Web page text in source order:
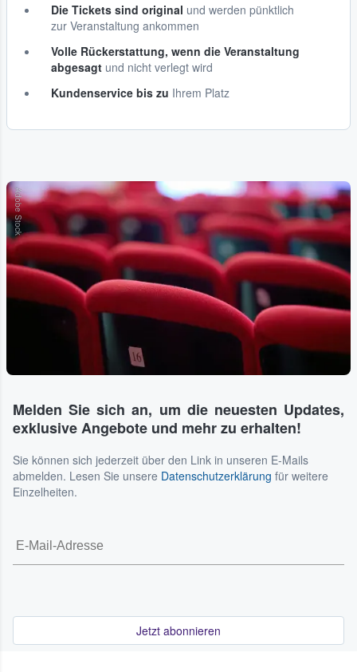
Die Tickets sind original und werden pünktlich
zur Veranstaltung ankommen
Volle Rückerstattung, wenn die Veranstaltung
abgesagt und nicht verlegt wird
Kundenservice bis zu Ihrem Platz
Adobe Stock
Melden Sie sich an, um die neuesten Updates,
exklusive Angebote und mehr zu erhalten!
Sie können sich jederzeit über den Link in unseren E-Mails
abmelden. Lesen Sie unsere Datenschutzerklärung für weitere
Einzelheiten.
Jetzt abonnieren